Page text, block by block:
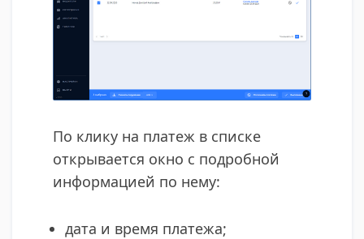
По клику на платеж в списке
открывается окно с подробной
информацией по нему:
дата и время платежа;